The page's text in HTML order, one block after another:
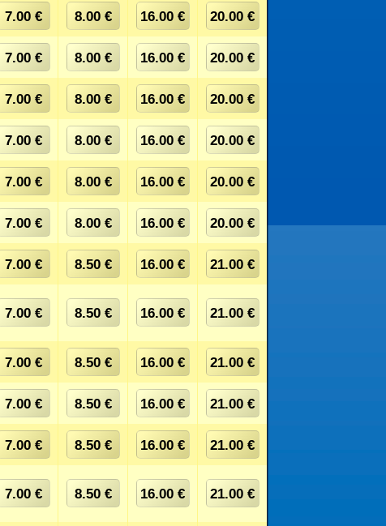
7.00 € 8.00 € 16.00 € 20.00 €
7.00 € 8.00 € 16.00 € 20.00 €
7.00 € 8.00 € 16.00 € 20.00 €
7.00 € 8.00 € 16.00 € 20.00 €
7.00 € 8.00 € 16.00 € 20.00 €
7.00 € 8.00 € 16.00 € 20.00 €
7.00 € 8.50 € 16.00 € 21.00 €
7.00 € 8.50 € 16.00 € 21.00 €
7.00 € 8.50 € 16.00 € 21.00 €
7.00 € 8.50 € 16.00 € 21.00 €
7.00 € 8.50 € 16.00 € 21.00 €
7.00 € 8.50 € 16.00 € 21.00 €